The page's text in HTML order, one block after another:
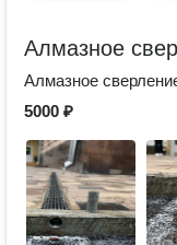
Алмазное
Алмазное
5000 ₽